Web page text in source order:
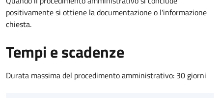
positivamente si ottiene la documentazione o l'informazione
chiesta.
Tempi e scadenze
Durata massima del procedimento amministrativo: 30 giorni